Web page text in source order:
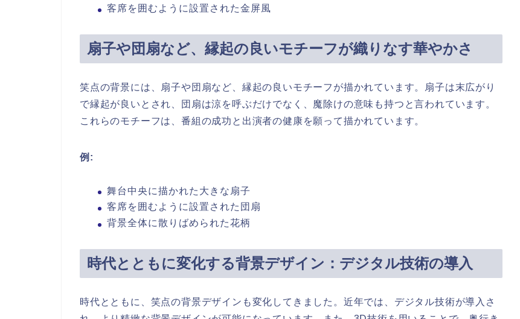
客席を囲むように設置された金屏風
扇子や団扇など、縁起の良いモチーフが織りなす華やかさ
笑点の背景には、扇子や団扇など、縁起の良いモチーフが描かれています。扇子は末広がり
で縁起が良いとされ、団扇は涼を呼ぶだけでなく、魔除けの意味も持つと言われています。
これらのモチーフは、番組の成功と出演者の健康を願って描かれています。
例:
舞台中央に描かれた大きな扇子
客席を囲むように設置された団扇
背景全体に散りばめられた花柄
時代とともに変化する背景デザイン：デジタル技術の導入
時代とともに、笑点の背景デザインも変化してきました。近年では、デジタル技術が導入さ